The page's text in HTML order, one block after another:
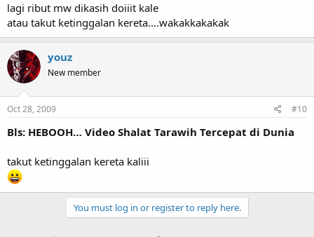
lagi ribut mw dikasih doiiit kale
atau takut ketinggalan kereta....wakakkakakak
youz
New member
Oct 28, 2009 #10
Bls: HEBOOH… Video Shalat Tarawih Tercepat di Dunia
takut ketinggalan kereta kaliii
You must log in or register to reply here.